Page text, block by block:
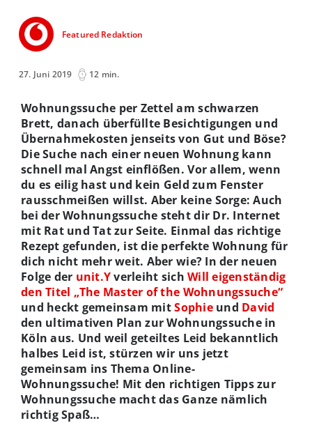
Featured Redaktion
27. Juni 2019 12 min.
Wohnungssuche per Zettel am schwarzen
Brett, danach überfüllte Besichtigungen und
Übernahmekosten jenseits von Gut und Böse?
Die Suche nach einer neuen Wohnung kann
schnell mal Angst einflößen. Vor allem, wenn
du es eilig hast und kein Geld zum Fenster
rausschmeißen willst. Aber keine Sorge: Auch
bei der Wohnungssuche steht dir Dr. Internet
mit Rat und Tat zur Seite. Einmal das richtige
Rezept gefunden, ist die perfekte Wohnung für
dich nicht mehr weit. Aber wie? In der neuen
Folge der unit.Yverleiht sich Will eigenständig
den Titel „The Master of the Wohnungssuche“
und heckt gemeinsam mitSophieund David
den ultimativen Plan zur Wohnungssuche in
Köln aus. Und weil geteiltes Leid bekanntlich
halbes Leid ist, stürzen wir uns jetzt
gemeinsam ins Thema Online-
Wohnungssuche! Mit den richtigen Tipps zur
Wohnungssuche macht das Ganze nämlich
richtig Spaß…